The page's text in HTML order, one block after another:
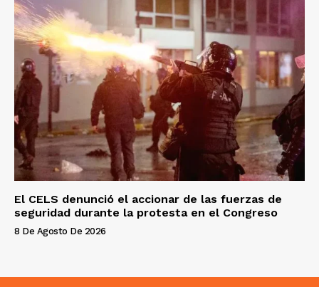
El CELS denunció el accionar de las fuerzas de
seguridad durante la protesta en el Congreso
8 De Agosto De 2026